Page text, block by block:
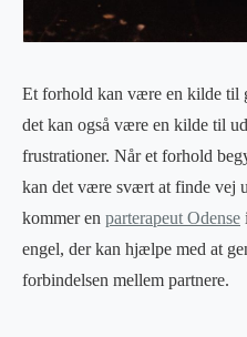
Et forhold kan være en kilde til
det kan også være en kilde til
frustrationer. Når et forhold
kan det være svært at finde vej
kommer en parterapeut Odense
engel, der kan hjælpe med at
forbindelsen mellem partnere.